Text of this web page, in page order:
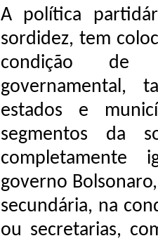
A política
sordidez, tem
condição de
governamental,
estados e
segmentos da
completamente
governo
secundária, na
ou secretarias,